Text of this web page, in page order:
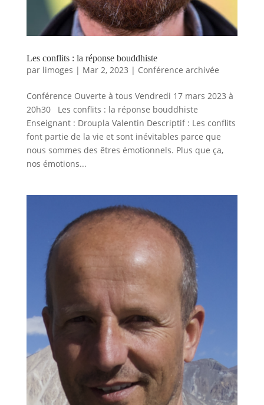
Les conflits : la réponse bouddhiste
par limoges | Mar 2, 2023 | Conférence archivée
Conférence Ouverte à tous Vendredi 17 mars 2023 à
20h30 Les conflits : la réponse bouddhiste
Enseignant : Droupla Valentin Descriptif : Les conflits
font partie de la vie et sont inévitables parce que
nous sommes des êtres émotionnels. Plus que ça,
nos émotions...